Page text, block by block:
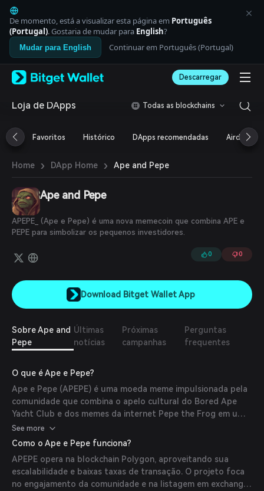
English
日本語
Tiếng Việt
Русский
Español (Latinoamérica)
Italiano
Deutsch
繁體中文
Português (Portugal)
ภาษาไทย
العربية
हिन्दी
বাংলা
Español
Português (Brasil)
De momento, está a visualizar esta página em Português
(Portugal). Gostaria de mudar para English?
Mudar para English Continuar em Português (Portugal)
Descarregar
Loja de DApps Todas as blockchains
Favoritos Histórico DApps recomendadas Airdrop
Home › DApp Home › Ape and Pepe
Ape and Pepe
APEPE_ (Ape e Pepe) é uma nova memecoin que combina APE e
PEPE para simbolizar os pequenos investidores.
0 0
Download Bitget Wallet App
Sobre Ape and
Pepe
Últimas
notícias
Próximas
campanhas
Perguntas
frequentes
O que é Ape e Pepe?
Ape e Pepe (APEPE) é uma moeda meme impulsionada pela
comunidade que combina o apelo cultural do Bored Ape
Yacht Club e dos memes da internet Pepe the Frog em um
projeto unificado de criptomoeda. Seu objetivo é criar uma
identidade cultural compartilhada ao misturar essas duas
culturas icônicas de cripto/online.
See more
Como o Ape e Pepe funciona?
APEPE opera na blockchain Polygon, aproveitando sua
escalabilidade e baixas taxas de transação. O projeto foca
no engajamento da comunidade e na listagem em exchanges